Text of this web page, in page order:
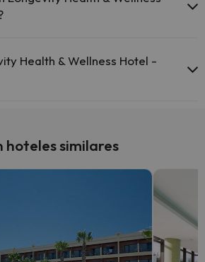
Health & Wellness Hotel -
hoteles similares